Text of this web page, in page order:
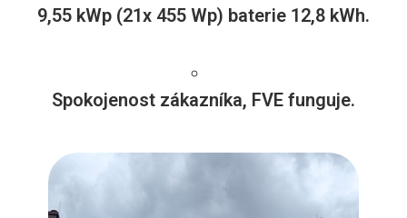
9,55 kWp (21x 455 Wp) baterie 12,8 kWh.
Spokojenost zákazníka, FVE funguje.